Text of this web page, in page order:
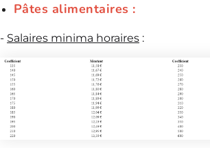
Pâtes alimentaires :
- Salaires minima horaires :